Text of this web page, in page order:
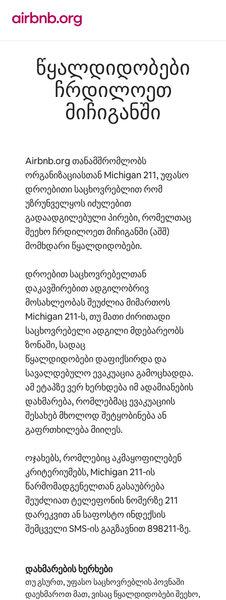
გადასვლა
წყალდიდობები
ჩრდილოეთ
მიჩიგანში
Airbnb.org თანამშრომლობს
ორგანიზაციასთან Michigan 211, უფასო
დროებითი საცხოვრებლით რომ
უზრუნველყოს იძულებით
გადაადგილებული პირები, რომელთაც
შეეხო ჩრდილოეთ მიჩიგანში (აშშ)
მომხდარი წყალდიდობები.
დროებით საცხოვრებელთან
დაკავშირებით ადგილობრივ
მოსახლეობას შეუძლია მიმართოს
Michigan 211‑ს, თუ მათი ძირითადი
საცხოვრებელი ადგილი მდებარეობს
ზონაში, სადაც
წყალდიდობები დაფიქსირდა და
სავალდებულო ევაკუაცია გამოცხადდა.
ამ ეტაპზე ვერ ხერხდება იმ ადამიანების
დახმარება, რომლებმაც ევაკუაციის
შესახებ მხოლოდ შეტყობინება ან
გაფრთხილება მიიღეს.
ოჯახებს, რომლებიც აკმაყოფილებენ
კრიტერიუმებს, Michigan 211‑ის
წარმომადგენელთან გასაუბრება
შეუძლიათ ტელეფონის ნომერზე 211
დარეკვით ან საფოსტო ინდექსის
შემცველი SMS‑ის გაგზავნით 898211‑ზე.
დახმარების ხერხები
თუ გსურთ, უფასო საცხოვრებლის პოვნაში
დაეხმაროთ მათ, ვისაც წყალდიდობები შეეხო,